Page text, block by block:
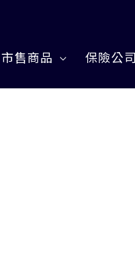
市售商品 保險公司